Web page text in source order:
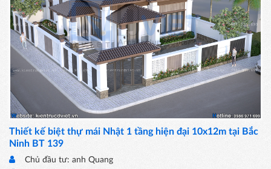
Thiết kế biệt thự mái Nhật 1 tầng hiện đại 10x12m tại Bắc
Ninh BT 139
Chủ đầu tư: anh Quang